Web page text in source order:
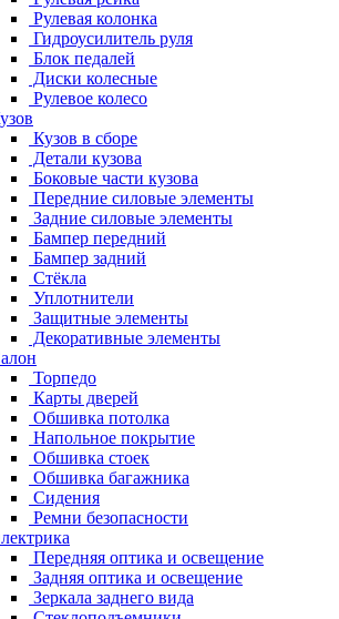
Рулевая колонка
Гидроусилитель руля
Блок педалей
Диски колесные
Рулевое колесо
Кузов в сборе
Детали кузова
Боковые части кузова
Передние силовые элементы
Задние силовые элементы
Бампер передний
Бампер задний
Стёкла
Уплотнители
Защитные элементы
Декоративные элементы
Торпедо
Карты дверей
Обшивка потолка
Напольное покрытие
Обшивка стоек
Обшивка багажника
Сидения
Ремни безопасности
Передняя оптика и освещение
Задняя оптика и освещение
Зеркала заднего вида